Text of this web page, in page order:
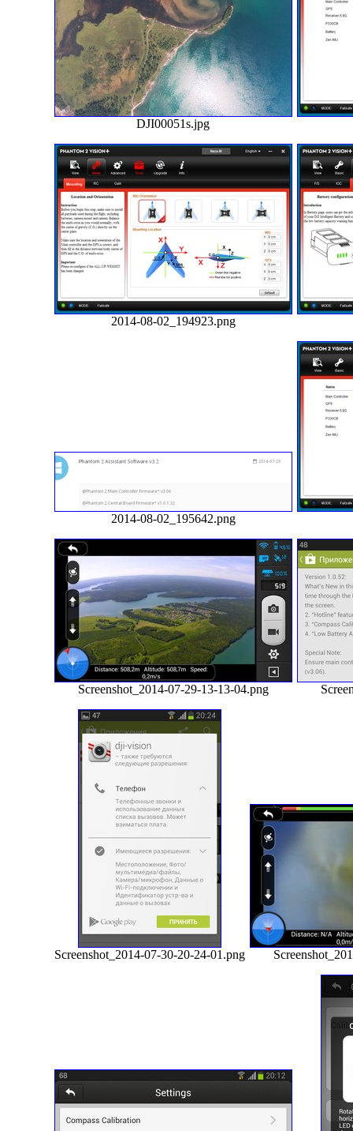
DJI00051s.jpg
2014-08-02_194923.png
2014-08-02_195642.png
Screenshot_2014-07-29-13-13-04.png
Screenshot_2014-07-30-20-24-01.png